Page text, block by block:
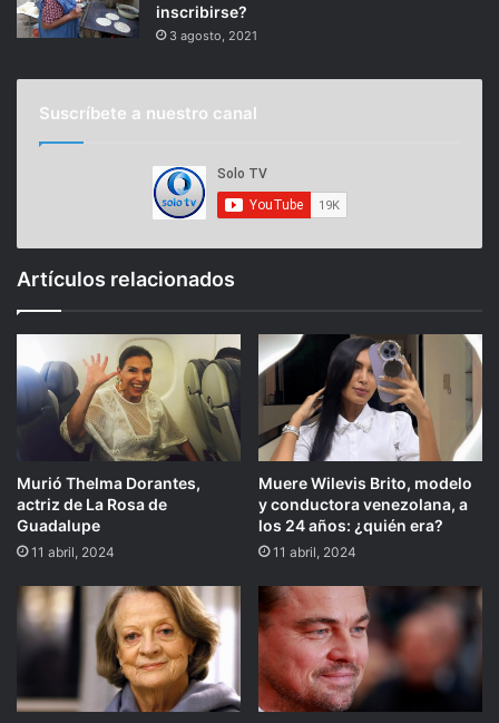
inscribirse?
3 agosto, 2021
Suscríbete a nuestro canal
Artículos relacionados
Murió Thelma Dorantes,
actriz de La Rosa de
Guadalupe
11 abril, 2024
Muere Wilevis Brito, modelo
y conductora venezolana, a
los 24 años: ¿quién era?
11 abril, 2024